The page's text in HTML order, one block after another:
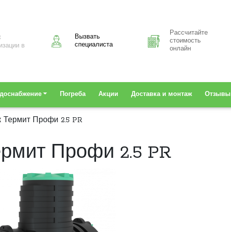
в
Вызвать
специалиста
Рассчитайте
стоимость
онлайн
Погреба Акции Доставка и монтаж Отзывы
Термит Профи 2.5 PR
Профи 2.5 PR